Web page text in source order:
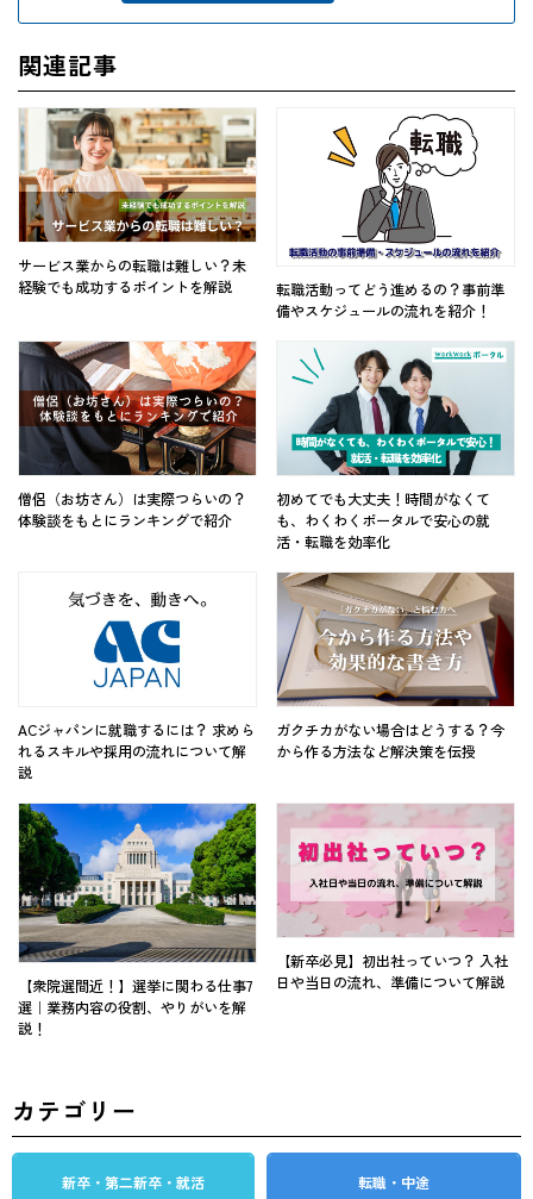
関連記事
サービス業からの転職は難しい？未
経験でも成功するポイントを解説
転職活動ってどう進めるの？事前準
備やスケジュールの流れを紹介！
僧侶（お坊さん）は実際つらいの？
体験談をもとにランキングで紹介
初めてでも大丈夫！時間がなくて
も、わくわくポータルで安心の就
活・転職を効率化
ACジャパンに就職するには？ 求めら
れるスキルや採用の流れについて解
説
ガクチカがない場合はどうする？今
から作る方法など解決策を伝授
【衆院選間近！】選挙に関わる仕事7
選｜業務内容の役割、やりがいを解
説！
【新卒必見】初出社っていつ？ 入社
日や当日の流れ、準備について解説
カテゴリー
新卒・第二新卒・就活 転職・中途